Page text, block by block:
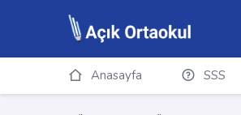
Anasayfa SSS